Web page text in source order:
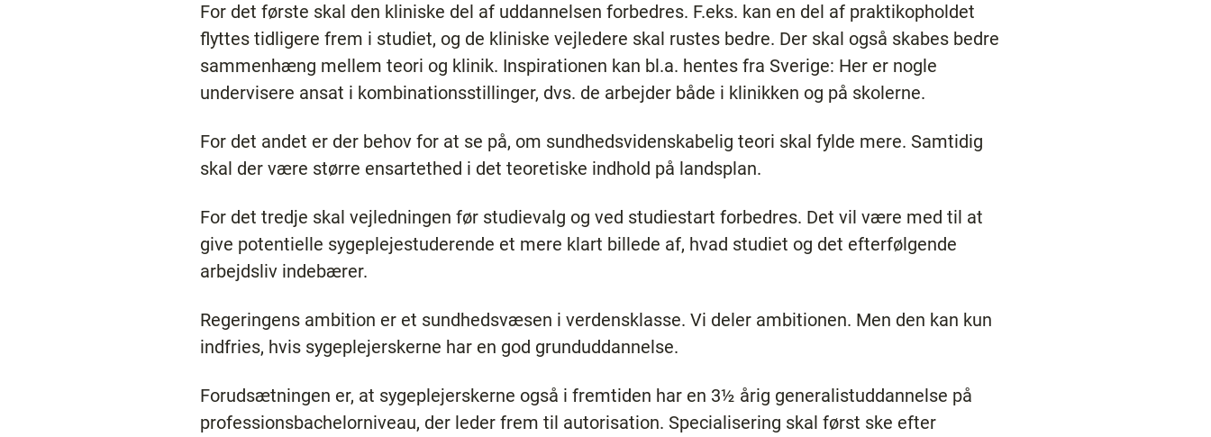
For det første skal den kliniske del af uddannelsen forbedres. F.eks. kan en del af praktikopholdet
flyttes tidligere frem i studiet, og de kliniske vejledere skal rustes bedre. Der skal også skabes bedre
sammenhæng mellem teori og klinik. Inspirationen kan bl.a. hentes fra Sverige: Her er nogle
undervisere ansat i kombinationsstillinger, dvs. de arbejder både i klinikken og på skolerne.
For det andet er der behov for at se på, om sundhedsvidenskabelig teori skal fylde mere. Samtidig
skal der være større ensartethed i det teoretiske indhold på landsplan.
For det tredje skal vejledningen før studievalg og ved studiestart forbedres. Det vil være med til at
give potentielle sygeplejestuderende et mere klart billede af, hvad studiet og det efterfølgende
arbejdsliv indebærer.
Regeringens ambition er et sundhedsvæsen i verdensklasse. Vi deler ambitionen. Men den kan kun
indfries, hvis sygeplejerskerne har en god grunduddannelse.
Forudsætningen er, at sygeplejerskerne også i fremtiden har en 3½ årig generalistuddannelse på
professionsbachelorniveau, der leder frem til autorisation. Specialisering skal først ske efter